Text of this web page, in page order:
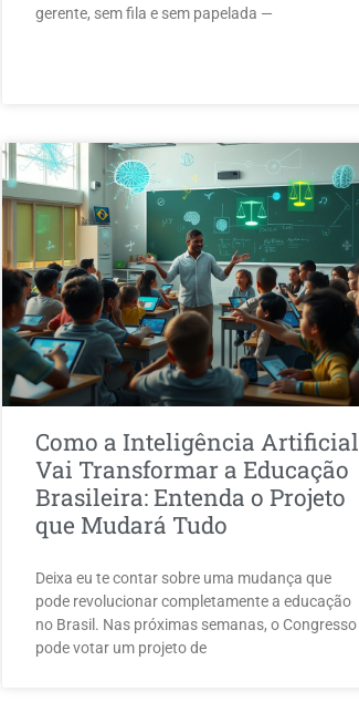
gerente, sem fila e sem papelada —
Como a Inteligência Artificial
Vai Transformar a Educação
Brasileira: Entenda o Projeto
que Mudará Tudo
Deixa eu te contar sobre uma mudança que
pode revolucionar completamente a educação
no Brasil. Nas próximas semanas, o Congresso
pode votar um projeto de